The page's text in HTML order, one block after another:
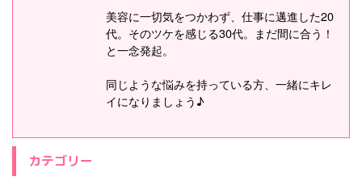
美容に一切気をつかわず、仕事に邁進した20
代。そのツケを感じる30代。まだ間に合う！
と一念発起。
同じような悩みを持っている方、一緒にキレ
イになりましょう♪
カテゴリー